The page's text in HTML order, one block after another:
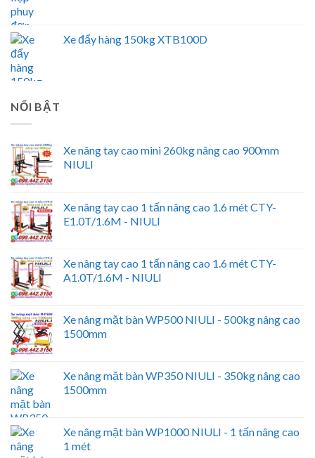
Xe đẩy hàng 150kg XTB100D
NỔI BẬT
Xe nâng tay cao mini 260kg nâng cao 900mm
NIULI
Xe nâng tay cao 1 tấn nâng cao 1.6 mét CTY-
E1.0T/1.6M - NIULI
Xe nâng tay cao 1 tấn nâng cao 1.6 mét CTY-
A1.0T/1.6M - NIULI
Xe nâng mặt bàn WP500 NIULI - 500kg nâng cao
1500mm
Xe nâng mặt bàn WP350 NIULI - 350kg nâng cao
1500mm
Xe nâng mặt bàn WP1000 NIULI - 1 tấn nâng cao
1 mét